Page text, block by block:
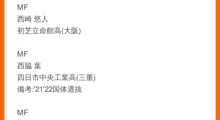
MF
西崎 悠人
初芝立命館高(大阪)
MF
西脇 葉
四日市中央工業高(三重)
備考:'21'22国体選抜
MF